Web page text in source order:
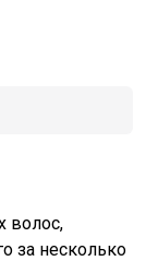
волос,
за несколько